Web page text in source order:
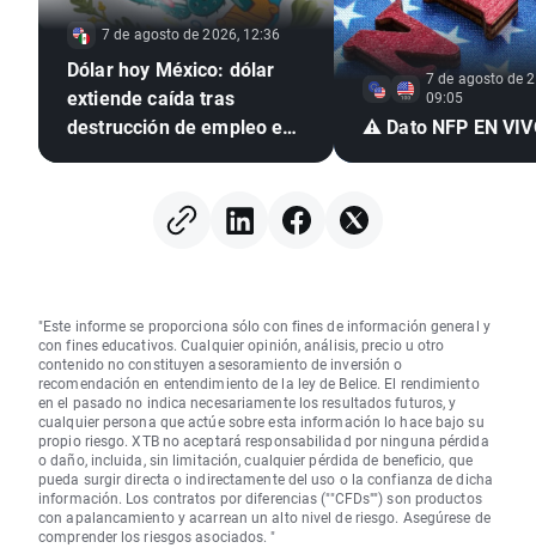
7 de agosto de 2026, 12:36
Dólar hoy México: dólar
extiende caída tras
destrucción de empleo en
7 de agosto de
09:05
⚠️ Dato NFP EN
"Este informe se proporciona sólo con fines de información general y
con fines educativos. Cualquier opinión, análisis, precio u otro
contenido no constituyen asesoramiento de inversión o
recomendación en entendimiento de la ley de Belice. El rendimiento
en el pasado no indica necesariamente los resultados futuros, y
cualquier persona que actúe sobre esta información lo hace bajo su
propio riesgo. XTB no aceptará responsabilidad por ninguna pérdida
o daño, incluida, sin limitación, cualquier pérdida de beneficio, que
pueda surgir directa o indirectamente del uso o la confianza de dicha
información. Los contratos por diferencias (""CFDs"") son productos
con apalancamiento y acarrean un alto nivel de riesgo. Asegúrese de
comprender los riesgos asociados. "